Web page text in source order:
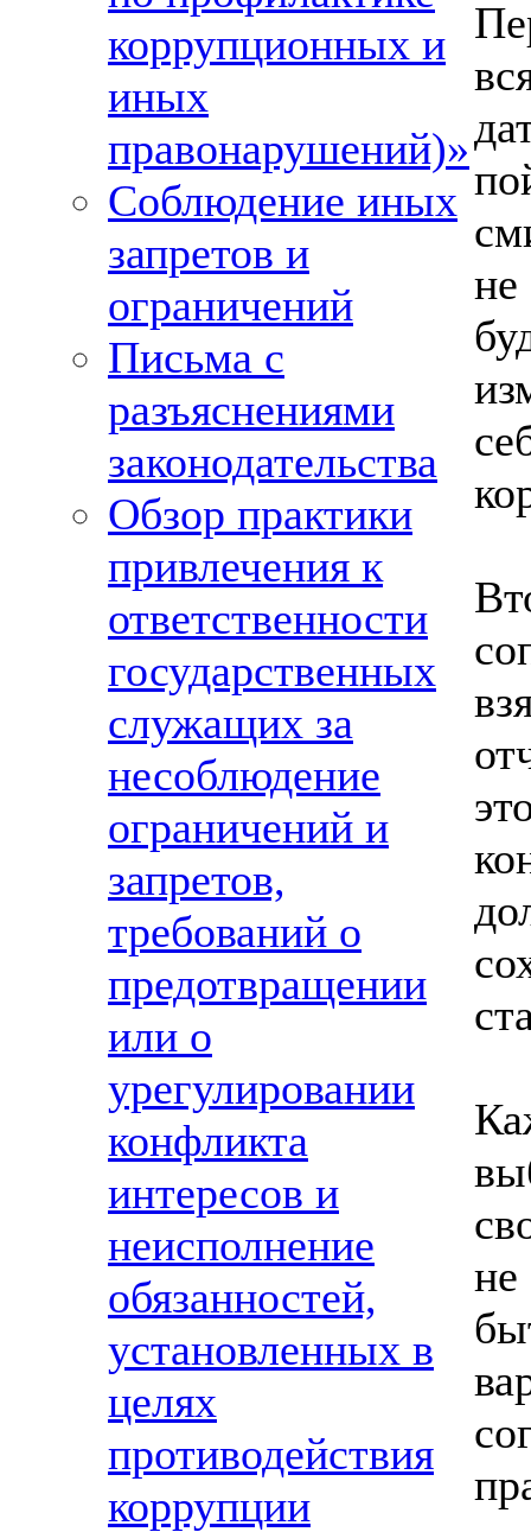
коррупционных и
иных
правонарушений)»
Соблюдение иных
запретов и
ограничений
Письма с
разъяснениями
законодательства
Обзор практики
привлечения к
ответственности
государственных
служащих за
несоблюдение
ограничений и
запретов,
требований о
предотвращении
или о
урегулировании
конфликта
интересов и
неисполнение
обязанностей,
установленных в
целях
противодействия
коррупции
не
не